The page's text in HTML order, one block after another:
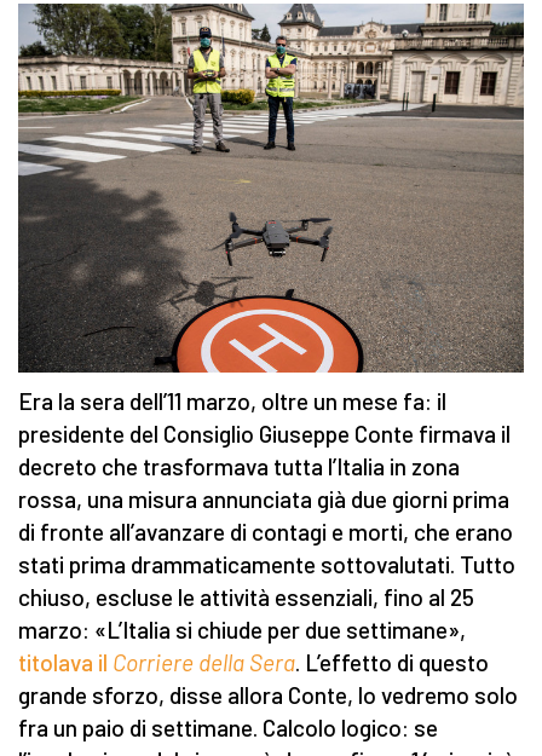
Era la sera dell’11 marzo, oltre un mese fa: il
presidente del Consiglio Giuseppe Conte firmava il
decreto che trasformava tutta l’Italia in zona
rossa, una misura annunciata già due giorni prima
di fronte all’avanzare di contagi e morti, che erano
stati prima drammaticamente sottovalutati. Tutto
chiuso, escluse le attività essenziali, fino al 25
marzo: «L’Italia si chiude per due settimane»,
titolava il Corriere della Sera. L’effetto di questo
grande sforzo, disse allora Conte, lo vedremo solo
fra un paio di settimane. Calcolo logico: se